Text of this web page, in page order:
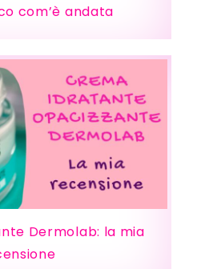
com’è andata
Dermolab: la mia